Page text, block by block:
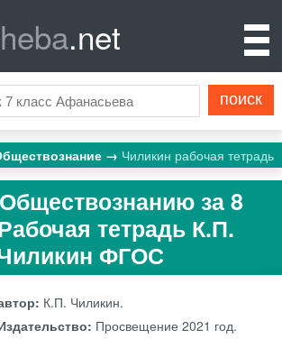
.net
Чиликин рабочая тетрадь
за 8
тетрадь К.П.
ФГОС
К.П. Чиликин.
Просвещение 2021 год.